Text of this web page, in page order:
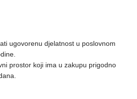
ugovorenu djelatnost u poslovnom
prostor koji ima u zakupu prigodno